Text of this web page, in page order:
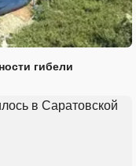
гибели